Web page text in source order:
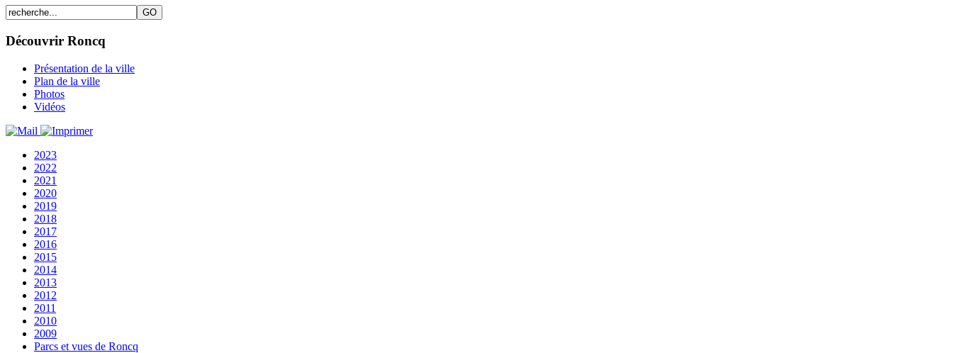
Découvrir Roncq
Présentation de la ville
Plan de la ville
Photos
Vidéos
2023
2022
2021
2020
2019
2018
2017
2016
2015
2014
2013
2012
2011
2010
2009
Parcs et vues de Roncq